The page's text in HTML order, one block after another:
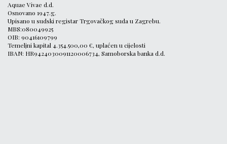
Aquae Vivae d.d.
Osnovano 1947.g.
Upisano u sudski registar Trgovačkog suda u Zagrebu.
MBS:080049925
OIB: 90416109799
Temeljni kapital 4.354.500,00 €, uplaćen u cijelosti
IBAN: HR9424030091120006734, Samoborska banka d.d.